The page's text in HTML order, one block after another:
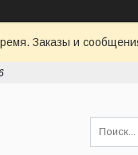
Заказы и